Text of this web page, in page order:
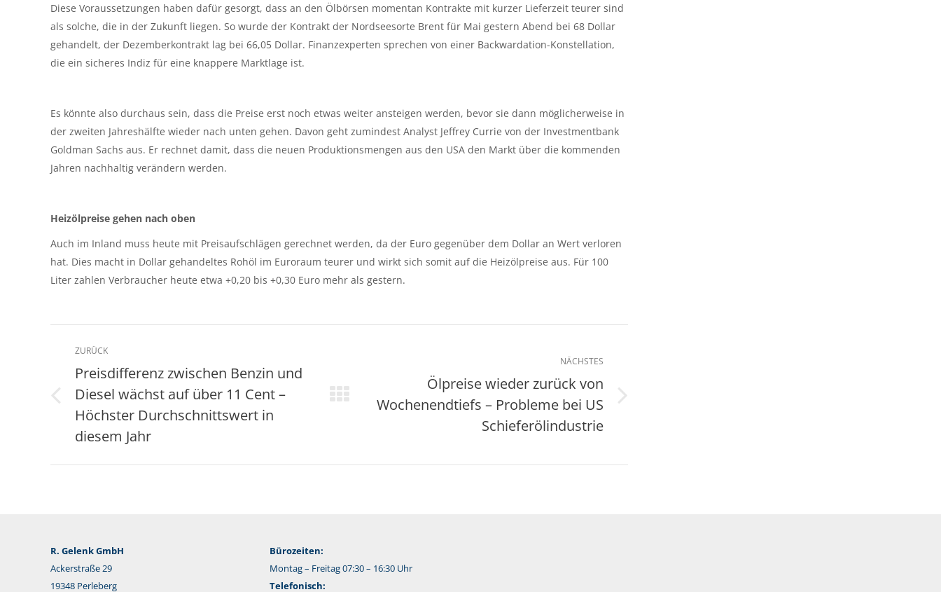
Diese Voraussetzungen haben dafür gesorgt, dass an den Ölbörsen momentan Kontrakte mit kurzer Lieferzeit teurer sind
als solche, die in der Zukunft liegen. So wurde der Kontrakt der Nordseesorte Brent für Mai gestern Abend bei 68 Dollar
gehandelt, der Dezemberkontrakt lag bei 66,05 Dollar. Finanzexperten sprechen von einer Backwardation-Konstellation,
die ein sicheres Indiz für eine knappere Marktlage ist.
Es könnte also durchaus sein, dass die Preise erst noch etwas weiter ansteigen werden, bevor sie dann möglicherweise in
der zweiten Jahreshälfte wieder nach unten gehen. Davon geht zumindest Analyst Jeffrey Currie von der Investmentbank
Goldman Sachs aus. Er rechnet damit, dass die neuen Produktionsmengen aus den USA den Markt über die kommenden
Jahren nachhaltig verändern werden.
Heizölpreise gehen nach oben
Auch im Inland muss heute mit Preisaufschlägen gerechnet werden, da der Euro gegenüber dem Dollar an Wert verloren
hat. Dies macht in Dollar gehandeltes Rohöl im Euroraum teurer und wirkt sich somit auf die Heizölpreise aus. Für 100
Liter zahlen Verbraucher heute etwa +0,20 bis +0,30 Euro mehr als gestern.
Kommentarnavigation
ZURÜCK
Vorheriger
Beitrag:
Preisdifferenz zwischen Benzin und
Diesel wächst auf über 11 Cent –
Höchster Durchschnittswert in
diesem Jahr
NÄCHSTES
Nächster
Ölpreise wieder zurück von
Wochenendtiefs – Probleme bei US
Schieferölindustrie
R. Gelenk GmbH
Ackerstraße 29
19348 Perleberg
Bürozeiten:
Montag – Freitag 07:30 – 16:30 Uhr
Telefonisch: